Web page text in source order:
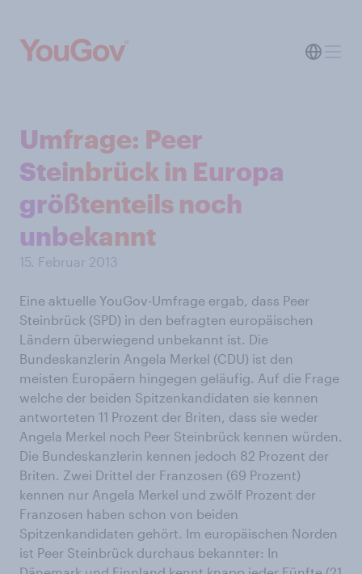
Umfrage: Peer
Steinbrück in Europa
größtenteils noch
unbekannt
15. Februar 2013
Eine aktuelle YouGov-Umfrage ergab, dass Peer
Steinbrück (SPD) in den befragten europäischen
Ländern überwiegend unbekannt ist. Die
Bundeskanzlerin Angela Merkel (CDU) ist den
meisten Europäern hingegen geläufig. Auf die Frage
welche der beiden Spitzenkandidaten sie kennen
antworteten 11 Prozent der Briten, dass sie weder
Angela Merkel noch Peer Steinbrück kennen würden.
Die Bundeskanzlerin kennen jedoch 82 Prozent der
Briten. Zwei Drittel der Franzosen (69 Prozent)
kennen nur Angela Merkel und zwölf Prozent der
Franzosen haben schon von beiden
Spitzenkandidaten gehört. Im europäischen Norden
ist Peer Steinbrück durchaus bekannter: In